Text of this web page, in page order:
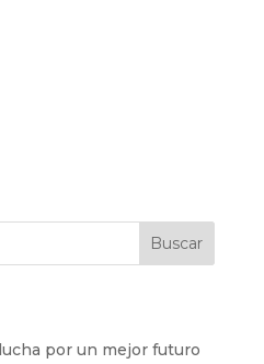
Buscar
por un mejor futuro